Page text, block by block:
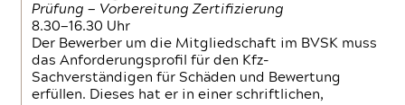
Prüfung — Vorbereitung Zertifizierung
8.30—16.30 Uhr
Der Bewerber um die Mitgliedschaft im BVSK muss
das Anforderungsprofil für den Kfz-
Sachverständigen für Schäden und Bewertung
erfüllen. Dieses hat er in einer schriftlichen,